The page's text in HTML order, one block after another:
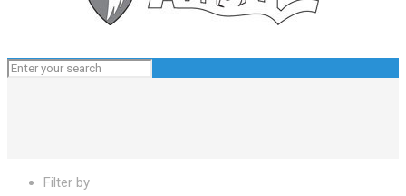
Filter by